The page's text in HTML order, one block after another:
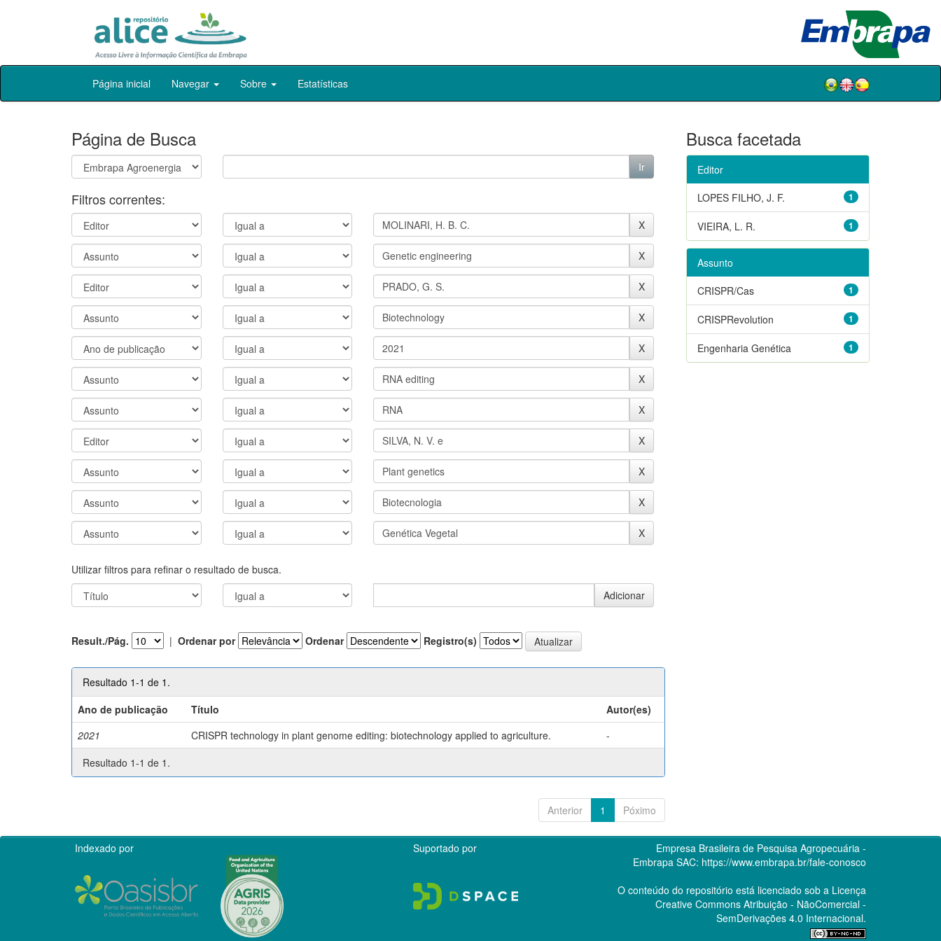
Skip
Página inicial Navegar Sobre Estatísticas
Página de Busca
Filtros correntes:
Utilizar filtros para refinar o resultado de busca.
Result./Pág. | Ordenar por Ordenar Registro(s)
Resultado 1-1 de 1.
Ano de publicação
Título
Autor(es)
2021
CRISPR technology in plant genome editing: biotechnology applied to agriculture.
-
Resultado 1-1 de 1.
Anterior 1 Póximo
Busca facetada
Editor
1
LOPES FILHO, J. F.
1
VIEIRA, L. R.
Assunto
1
CRISPR/Cas
1
CRISPRevolution
1
Engenharia Genética
Indexado por Suportado por
Empresa Brasileira de Pesquisa Agropecuária -
Embrapa SAC: https://www.embrapa.br/fale-conosco
O conteúdo do repositório está licenciado sob a Licença
Creative CommonsAtribuição - NãoComercial -
SemDerivações 4.0 Internacional.